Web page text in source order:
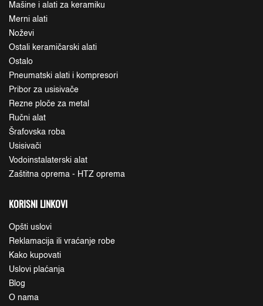
Mašine i alati za keramiku
Merni alati
Noževi
Ostali keramičarski alati
Ostalo
Pneumatski alati i kompresori
Pribor za usisivače
Rezne ploče za metal
Ručni alat
Šrafovska roba
Usisivači
Vodoinstalaterski alat
Zaštitna oprema - HTZ oprema
KORISNI LINKOVI
Opšti uslovi
Reklamacija ili vraćanje robe
Kako kupovati
Uslovi plaćanja
Blog
O nama